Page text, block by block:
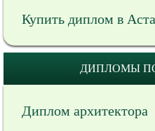
Купить диплом в
ДИПЛОМЫ
Диплом архитектора